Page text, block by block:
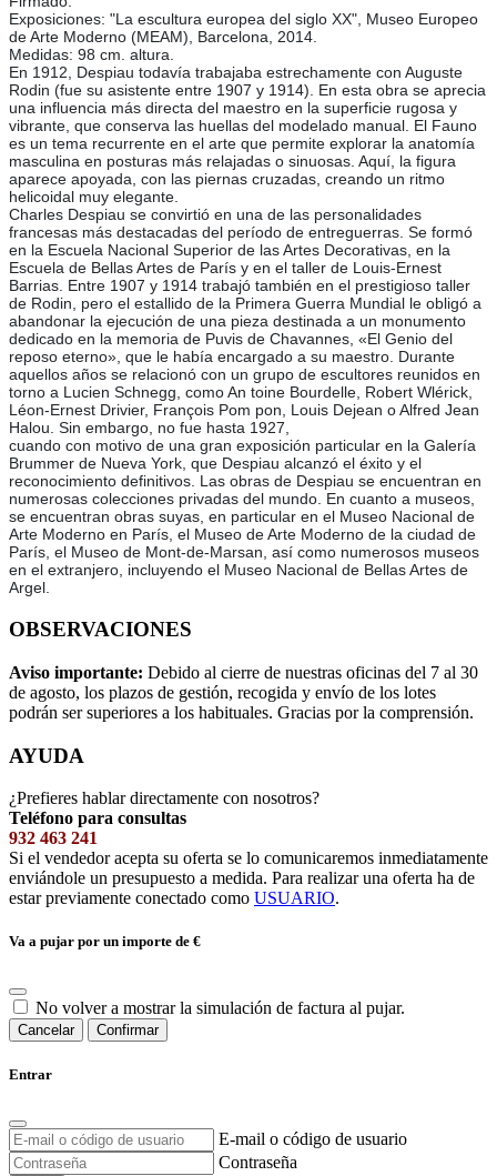
Exposiciones: "La escultura europea del siglo XX", Museo Europeo
de Arte Moderno (MEAM), Barcelona, 2014.
Medidas: 98 cm. altura.
En 1912, Despiau todavía trabajaba estrechamente con Auguste
Rodin (fue su asistente entre 1907 y 1914). En esta obra se aprecia
una influencia más directa del maestro en la superficie rugosa y
vibrante, que conserva las huellas del modelado manual. El Fauno
es un tema recurrente en el arte que permite explorar la anatomía
masculina en posturas más relajadas o sinuosas. Aquí, la figura
aparece apoyada, con las piernas cruzadas, creando un ritmo
helicoidal muy elegante.
Charles Despiau se convirtió en una de las personalidades
francesas más destacadas del período de entreguerras. Se formó
en la Escuela Nacional Superior de las Artes Decorativas, en la
Escuela de Bellas Artes de París y en el taller de Louis-Ernest
Barrias. Entre 1907 y 1914 trabajó también en el prestigioso taller
de Rodin, pero el estallido de la Primera Guerra Mundial le obligó a
abandonar la ejecución de una pieza destinada a un monumento
dedicado en la memoria de Puvis de Chavannes, «El Genio del
reposo eterno», que le había encargado a su maestro. Durante
aquellos años se relacionó con un grupo de escultores reunidos en
torno a Lucien Schnegg, como An toine Bourdelle, Robert Wlérick,
Léon-Ernest Drivier, François Pom pon, Louis Dejean o Alfred Jean
Halou. Sin embargo, no fue hasta 1927,
cuando con motivo de una gran exposición particular en la Galería
Brummer de Nueva York, que Despiau alcanzó el éxito y el
reconocimiento definitivos. Las obras de Despiau se encuentran en
numerosas colecciones privadas del mundo. En cuanto a museos,
se encuentran obras suyas, en particular en el Museo Nacional de
Arte Moderno en París, el Museo de Arte Moderno de la ciudad de
París, el Museo de Mont-de-Marsan, así como numerosos museos
en el extranjero, incluyendo el Museo Nacional de Bellas Artes de
Argel.
OBSERVACIONES
Aviso importante: Debido al cierre de nuestras oficinas del 7 al 30
de agosto, los plazos de gestión, recogida y envío de los lotes
podrán ser superiores a los habituales. Gracias por la comprensión.
AYUDA
¿Prefieres hablar directamente con nosotros?
Teléfono para consultas
932 463 241
Si el vendedor acepta su oferta se lo comunicaremos inmediatamente
enviándole un presupuesto a medida. Para realizar una oferta ha de
estar previamente conectado como USUARIO.
Va a pujar por un importe de €
No volver a mostrar la simulación de factura al pujar.
Cancelar Confirmar
Entrar
E-mail o código de usuario
Contraseña